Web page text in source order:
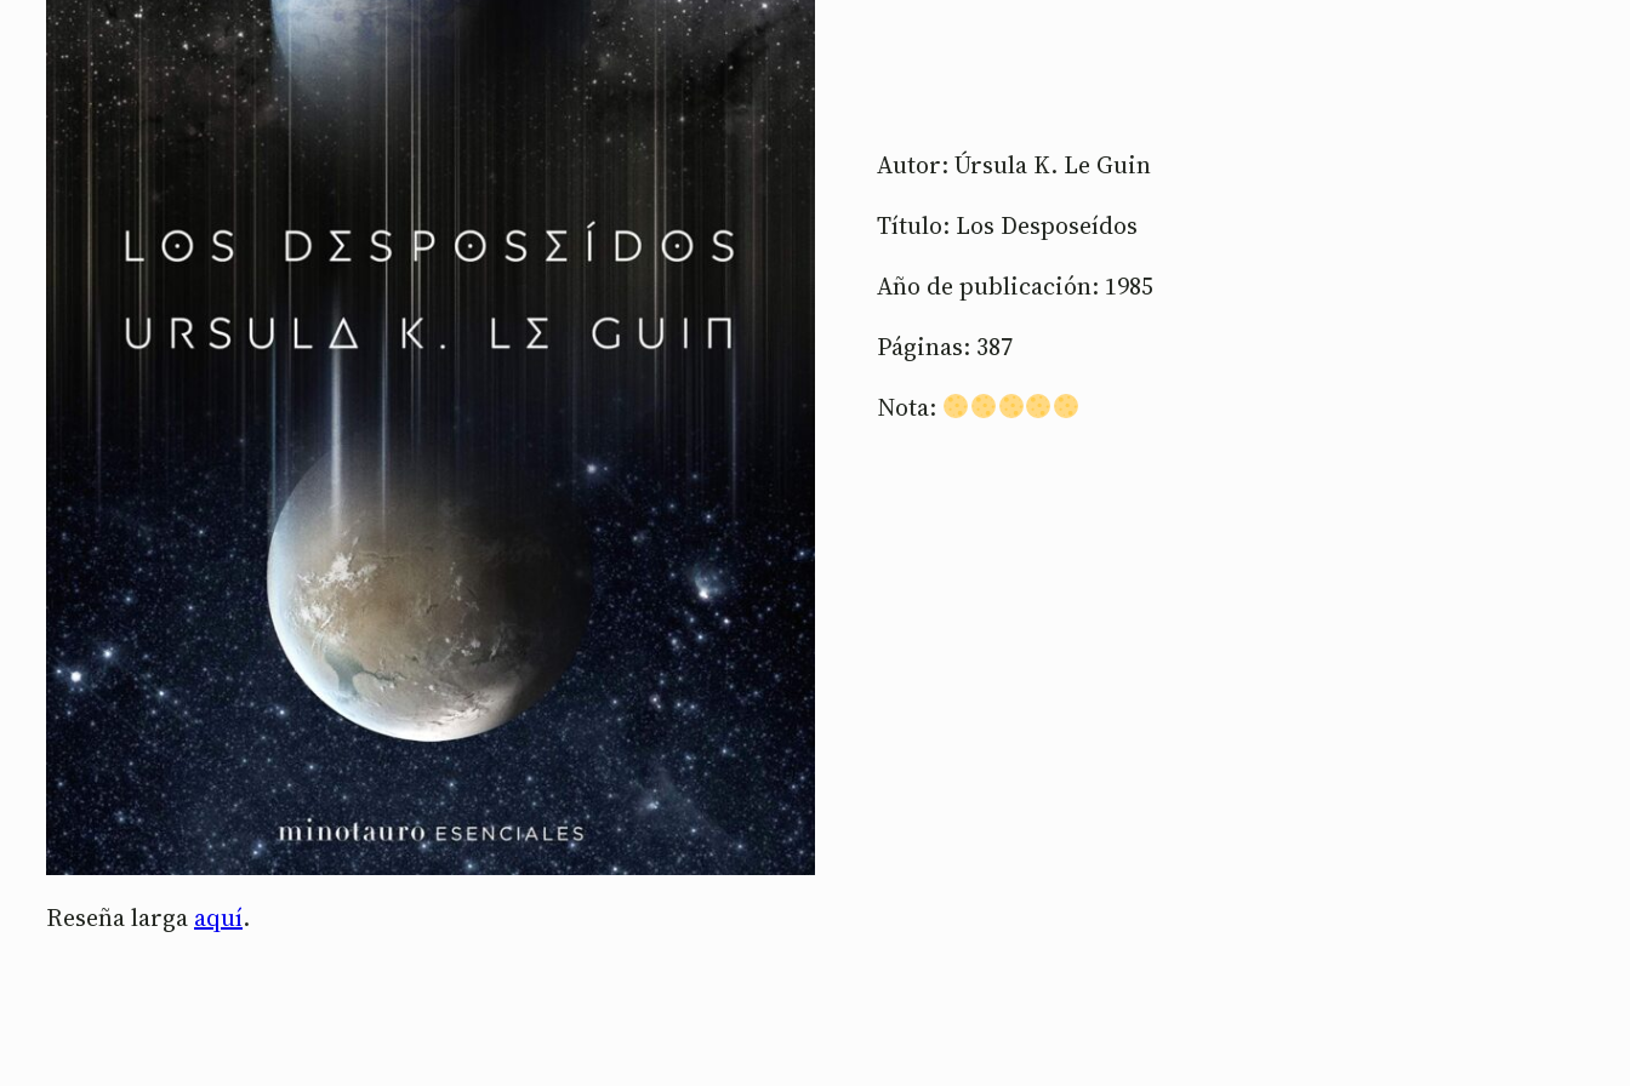
Autor: Úrsula K. Le Guin
Título: Los Desposeídos
Año de publicación: 1985
Páginas: 387
Nota:
Reseña larga aquí.